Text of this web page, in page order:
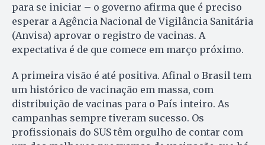
para se iniciar – o governo afirma que é preciso
esperar a Agência Nacional de Vigilância Sanitária
(Anvisa) aprovar o registro de vacinas. A
expectativa é de que comece em março próximo.
A primeira visão é até positiva. Afinal o Brasil tem
um histórico de vacinação em massa, com
distribuição de vacinas para o País inteiro. As
campanhas sempre tiveram sucesso. Os
profissionais do SUS têm orgulho de contar com